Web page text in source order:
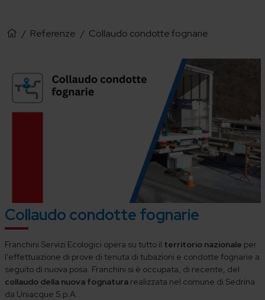
/ Referenze / Collaudo condotte fognarie
Collaudo condotte fognarie
Franchini Servizi Ecologici opera su tutto il territorio nazionale per
l'effettuazione di prove di tenuta di tubazioni e condotte fognarie a
seguito di nuova posa. Franchini si è occupata, di recente, del
collaudo della nuova fognaturarealizzata nel comune di Sedrina
da Uniacque S.p.A.